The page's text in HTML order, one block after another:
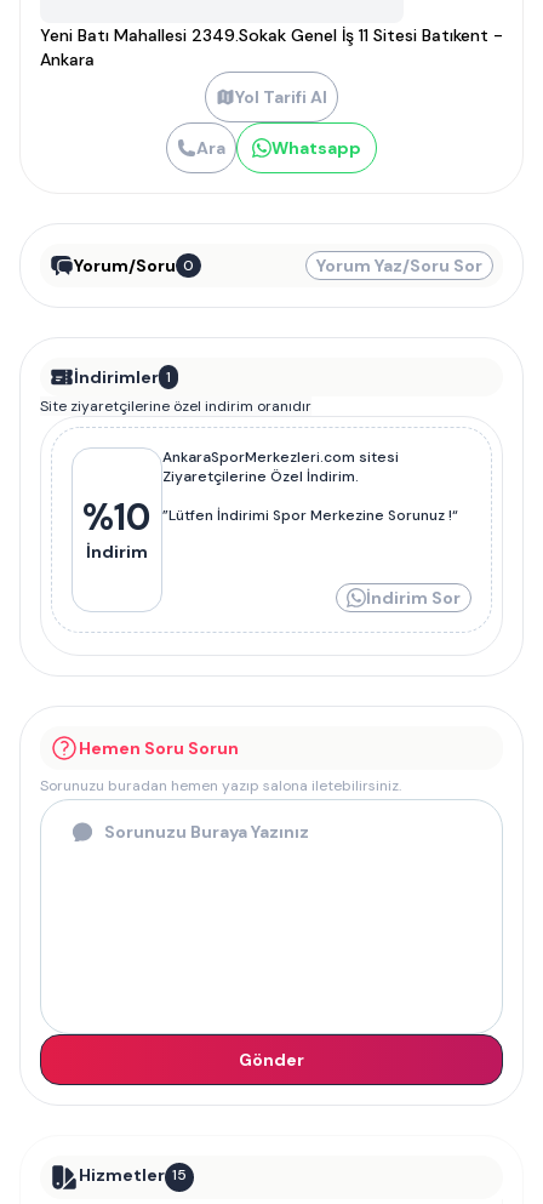
Yeni Batı Mahallesi 2349.Sokak Genel İş 11 Sitesi Batıkent -
Ankara
Yol Tarifi Al
Ara Whatsapp
Yorum/Soru 0 Yorum Yaz/Soru Sor
İndirimler 1
Site ziyaretçilerine özel indirim oranıdır
%10
İndirim
AnkaraSporMerkezleri.com sitesi
Ziyaretçilerine Özel İndirim.
”Lütfen İndirimi Spor Merkezine Sorunuz !“
İndirim Sor
Hemen Soru Sorun
Sorunuzu buradan hemen yazıp salona iletebilirsiniz.
Gönder
Hizmetler 15